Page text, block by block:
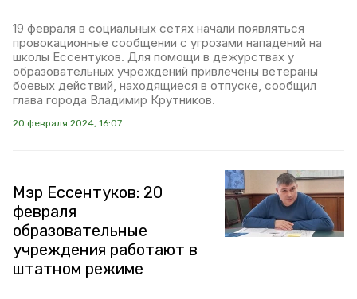
19 февраля в социальных сетях начали появляться
провокационные сообщении с угрозами нападений на
школы Ессентуков. Для помощи в дежурствах у
образовательных учреждений привлечены ветераны
боевых действий, находящиеся в отпуске, сообщил
глава города Владимир Крутников.
20 февраля 2024, 16:07
Мэр Ессентуков: 20
февраля
образовательные
учреждения работают в
штатном режиме